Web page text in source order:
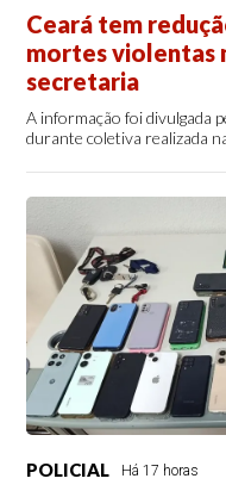
Ceará tem
mortes violentas
secretaria
A informação foi divulgada
durante coletiva realizada
POLICIAL Há 17 horas